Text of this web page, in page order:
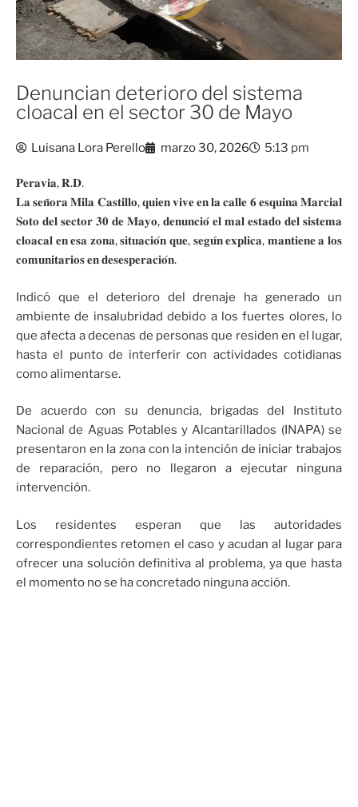
Denuncian deterioro del sistema
cloacal en el sector 30 de Mayo
Luisana Lora Perello marzo 30, 2026 5:13 pm
𝐏𝐞𝐫𝐚𝐯𝐢𝐚, 𝐑.𝐃.
𝐋𝐚 𝐬𝐞𝐧̃𝐨𝐫𝐚 𝐌𝐢𝐥𝐚 𝐂𝐚𝐬𝐭𝐢𝐥𝐥𝐨, 𝐪𝐮𝐢𝐞𝐧 𝐯𝐢𝐯𝐞 𝐞𝐧 𝐥𝐚 𝐜𝐚𝐥𝐥𝐞 𝟔 𝐞𝐬𝐪𝐮𝐢𝐧𝐚 𝐌𝐚𝐫𝐜𝐢𝐚𝐥
𝐒𝐨𝐭𝐨 𝐝𝐞𝐥 𝐬𝐞𝐜𝐭𝐨𝐫 𝟑𝟎 𝐝𝐞 𝐌𝐚𝐲𝐨, 𝐝𝐞𝐧𝐮𝐧𝐜𝐢𝐨́ 𝐞𝐥 𝐦𝐚𝐥 𝐞𝐬𝐭𝐚𝐝𝐨 𝐝𝐞𝐥 𝐬𝐢𝐬𝐭𝐞𝐦𝐚
𝐜𝐥𝐨𝐚𝐜𝐚𝐥 𝐞𝐧 𝐞𝐬𝐚 𝐳𝐨𝐧𝐚, 𝐬𝐢𝐭𝐮𝐚𝐜𝐢𝐨́𝐧 𝐪𝐮𝐞, 𝐬𝐞𝐠𝐮́𝐧 𝐞𝐱𝐩𝐥𝐢𝐜𝐚, 𝐦𝐚𝐧𝐭𝐢𝐞𝐧𝐞 𝐚 𝐥𝐨𝐬
𝐜𝐨𝐦𝐮𝐧𝐢𝐭𝐚𝐫𝐢𝐨𝐬 𝐞𝐧 𝐝𝐞𝐬𝐞𝐬𝐩𝐞𝐫𝐚𝐜𝐢𝐨́𝐧.
Indicó que el deterioro del drenaje ha generado un
ambiente de insalubridad debido a los fuertes olores, lo
que afecta a decenas de personas que residen en el lugar,
hasta el punto de interferir con actividades cotidianas
como alimentarse.
De acuerdo con su denuncia, brigadas del Instituto
Nacional de Aguas Potables y Alcantarillados (INAPA) se
presentaron en la zona con la intención de iniciar trabajos
de reparación, pero no llegaron a ejecutar ninguna
intervención.
Los residentes esperan que las autoridades
correspondientes retomen el caso y acudan al lugar para
ofrecer una solución definitiva al problema, ya que hasta
el momento no se ha concretado ninguna acción.